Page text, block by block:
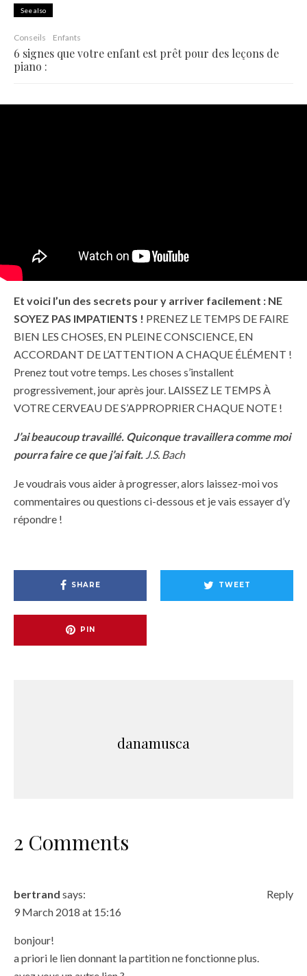
See also
Conseils Enfants
6 signes que votre enfant est prêt pour des leçons de
piano :
Et voici l’un des secrets pour y arriver facilement : NE
SOYEZ PAS IMPATIENTS ! PRENEZ LE TEMPS DE FAIRE
BIEN LES CHOSES, EN PLEINE CONSCIENCE, EN
ACCORDANT DE L’ATTENTION A CHAQUE ÉLÉMENT !
Prenez tout votre temps. Les choses s’installent
progressivement, jour après jour. LAISSEZ LE TEMPS À
VOTRE CERVEAU DE S’APPROPRIER CHAQUE NOTE !
J’ai beaucoup travaillé. Quiconque travaillera comme moi
pourra faire ce que j’ai fait. J.S. Bach
Je voudrais vous aider à progresser, alors laissez-moi vos
commentaires ou questions ci-dessous et je vais essayer d’y
répondre !
SHARE TWEET
PIN
danamusca
2 Comments
bertrand says:
9 March 2018 at 15:16
bonjour!
a priori le lien donnant la partition ne fonctionne plus.
Reply